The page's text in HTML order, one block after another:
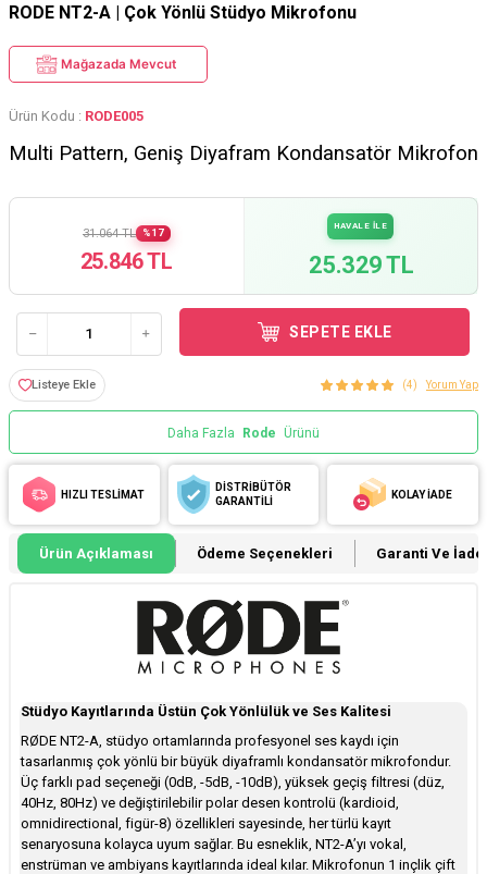
RODE NT2-A | Çok Yönlü Stüdyo Mikrofonu
Mağazada Mevcut
Ürün Kodu : RODE005
Multi Pattern, Geniş Diyafram Kondansatör Mikrofon
31.064 TL %17
25.846 TL
HAVALE İLE
25.329 TL
SEPETE EKLE
Listeye Ekle (4) Yorum Yap
Daha Fazla Rode Ürünü
HIZLI TESLİMAT
DİSTRİBÜTÖR
GARANTİLİ
KOLAY İADE
Ürün Açıklaması Ödeme Seçenekleri Garanti Ve İade
Stüdyo Kayıtlarında Üstün Çok Yönlülük ve Ses Kalitesi
RØDE NT2-A, stüdyo ortamlarında profesyonel ses kaydı için
tasarlanmış çok yönlü bir büyük diyaframlı kondansatör mikrofondur.
Üç farklı pad seçeneği (0dB, -5dB, -10dB), yüksek geçiş filtresi (düz,
40Hz, 80Hz) ve değiştirilebilir polar desen kontrolü (kardioid,
omnidirectional, figür-8) özellikleri sayesinde, her türlü kayıt
senaryosuna kolayca uyum sağlar. Bu esneklik, NT2-A’yı vokal,
enstrüman ve ambiyans kayıtlarında ideal kılar. Mikrofonun 1 inçlik çift